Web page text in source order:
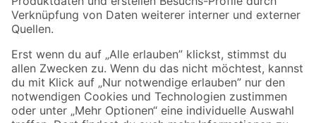
Sicher einkaufen
Jetzt die toom-App herunterladen